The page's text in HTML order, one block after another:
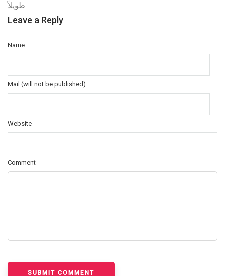
طويلاً
Leave a Reply
Name
Mail (will not be published)
Website
Comment